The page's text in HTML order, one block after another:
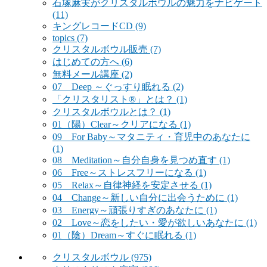
石塚麻実がクリスタルボウルの魅力をナビゲート
(11)
キングレコードCD (9)
topics (7)
クリスタルボウル販売 (7)
はじめての方へ (6)
無料メール講座 (2)
07 Deep ～ぐっすり眠れる (2)
「クリスタリスト®」とは？ (1)
クリスタルボウルとは？ (1)
01（陽）Clear～クリアになる (1)
09 For Baby～マタニティ・育児中のあなたに
(1)
08 Meditation～自分自身を見つめ直す (1)
06 Free～ストレスフリーになる (1)
05 Relax～自律神経を安定させる (1)
04 Change～新しい自分に出会うために (1)
03 Energy～頑張りすぎのあなたに (1)
02 Love～恋をしたい・愛が欲しいあなたに (1)
01（陰）Dream～すぐに眠れる (1)
クリスタルボウル (975)